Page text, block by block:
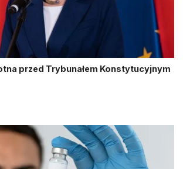
przed Trybunałem Konstytucyjnym